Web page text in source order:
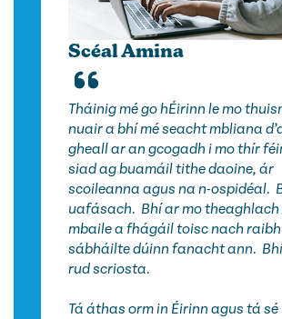
Scéal Amina
Tháinig mé go hÉirinn le mo
nuair a bhí mé seacht mbliana
gheall ar an gcogadh i mo thír
siad ag buamáil tithe daoine, ár
scoileanna agus na n-ospidéal.
uafásach. Bhí ar mo theaghlach
mbaile a fhágáil toisc nach raibh
sábháilte dúinn fanacht ann.
rud scriosta.
Tá áthas orm in Éirinn agus tá sé